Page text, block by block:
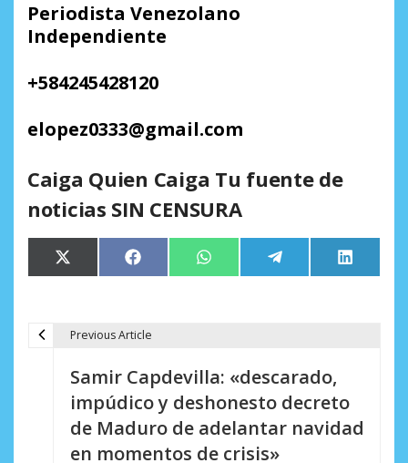
Periodista Venezolano
Independiente
+584245428120
elopez0333@gmail.com
Caiga Quien Caiga Tu fuente de
noticias SIN CENSURA
Compartir
en
X
(Twitter)
Compartir
en
Facebook Compartir
en
WhatsApp Compartir
en
Telegram
en
LinkedIn
Previous Article
Samir Capdevilla: «descarado,
impúdico y deshonesto decreto
de Maduro de adelantar navidad
en momentos de crisis»